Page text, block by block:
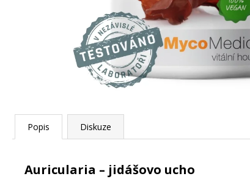
Popis Diskuze
Auricularia – jidášovo ucho